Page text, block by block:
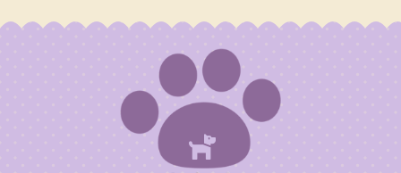
